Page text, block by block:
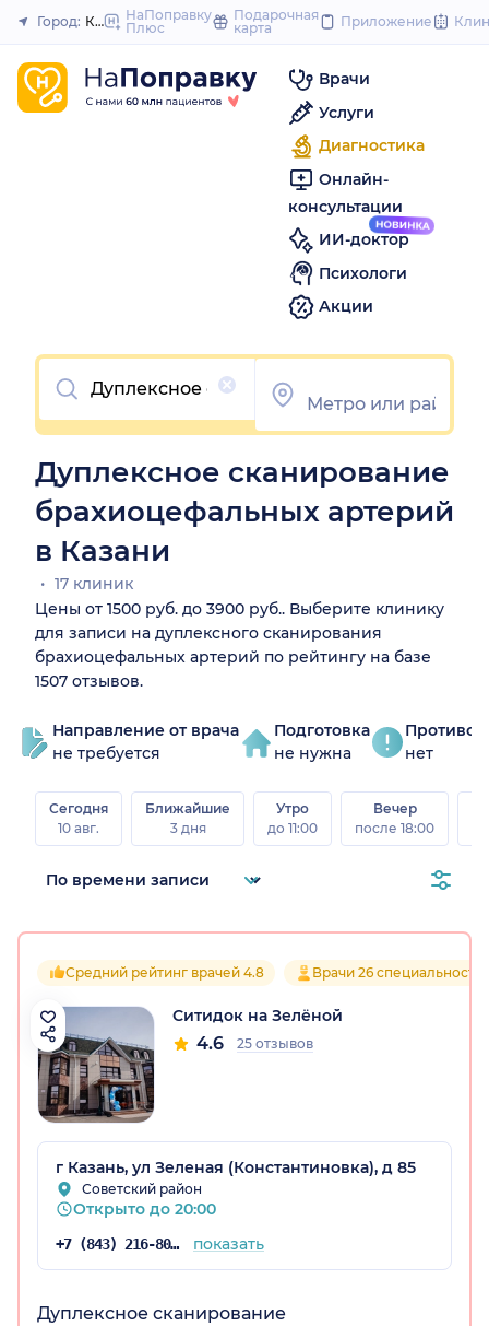
to
Закрыть
Город: КазаньНаПоправку
Плюс
Подарочная
карта
Приложение
Врачи
Услуги
Диагностика
Онлайн-
консультации
ИИ-доктор
Психологи
Акции
Очистить
Дуплексное сканирование
брахиоцефальных артерий
в Казани
17 клиник
Цены от 1500 руб. до 3900 руб.. Выберите клинику
для записи на дуплексного сканирования
брахиоцефальных артерий по рейтингу на базе
1507 отзывов.
Направление от врача
не требуется
Подготовка
не нужна
нет
Сегодня
10 авг.
Ближайшие
3 дня
Утро
до 11:00
Вечер
после 18:00
Средний рейтинг врачей 4.8 Врачи 26
Ситидок на Зелёной
4.6 25 отзывов
г Казань, ул Зеленая (Константиновка), д 85
Советский район
Открыто до 20:00
+7 (843) 216-80-53 показать
Дуплексное сканирование